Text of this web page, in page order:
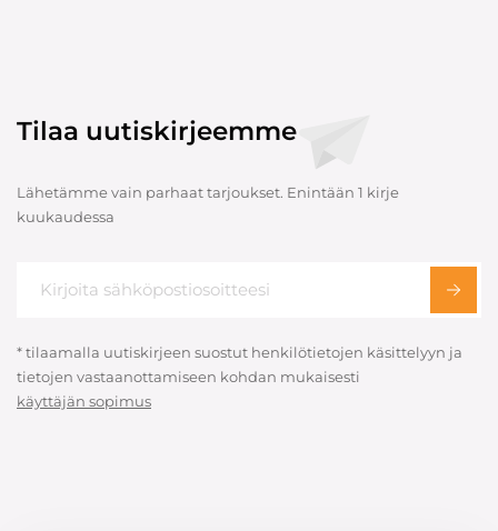
Tilaa uutiskirjeemme
Lähetämme vain parhaat tarjoukset. Enintään 1 kirje
kuukaudessa
* tilaamalla uutiskirjeen suostut henkilötietojen käsittelyyn ja
tietojen vastaanottamiseen kohdan mukaisesti
käyttäjän sopimus